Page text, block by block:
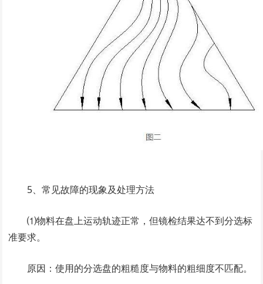
5、常见故障的现象及处理方法
⑴物料在盘上运动轨迹正常，但镜检结果达不到分选标
准要求。
原因：使用的分选盘的粗糙度与物料的粗细度不匹配。